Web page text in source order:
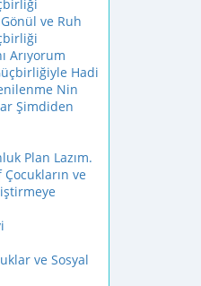
ve Ruh
Arıyorum
Hadi
Nin
Şimdiden
Plan Lazım.
ve
ve Sosyal